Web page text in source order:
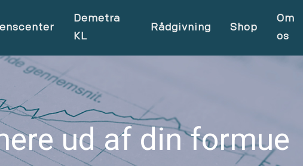
Demetra
KL
Rådgivning Shop
Om
os
ud af din formue